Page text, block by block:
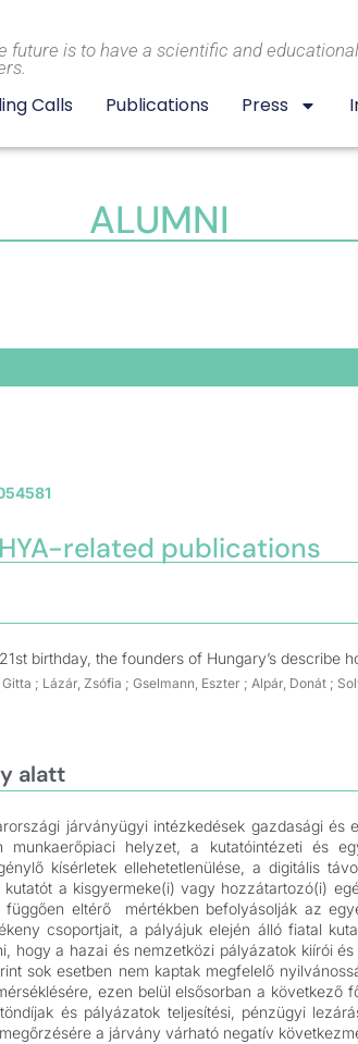
future is to have a scientific and
Calls Publications Press
ALUMNI
HYA-related publications
birthday, the founders of Hungary’s describe
; Lázár, Zsófia ; Gselmann, Eszter ; Alpár, Donát ;
alatt
járványügyi intézkedések gazdasági
helyzet, a kutatóintézeti és
kísérletek ellehetetlenülése, a digitális
a kisgyermeke(i) vagy hozzátartozó(i)
eltérő mértékben befolyásolják az
csoportjait, a pályájuk elején álló fiatal
hogy a hazai és nemzetközi pályázatok kiírói
sok esetben nem kaptak megfelelő
ezen belül elsősorban a következő
és pályázatok teljesítési, pénzügyi
a járvány várható negatív